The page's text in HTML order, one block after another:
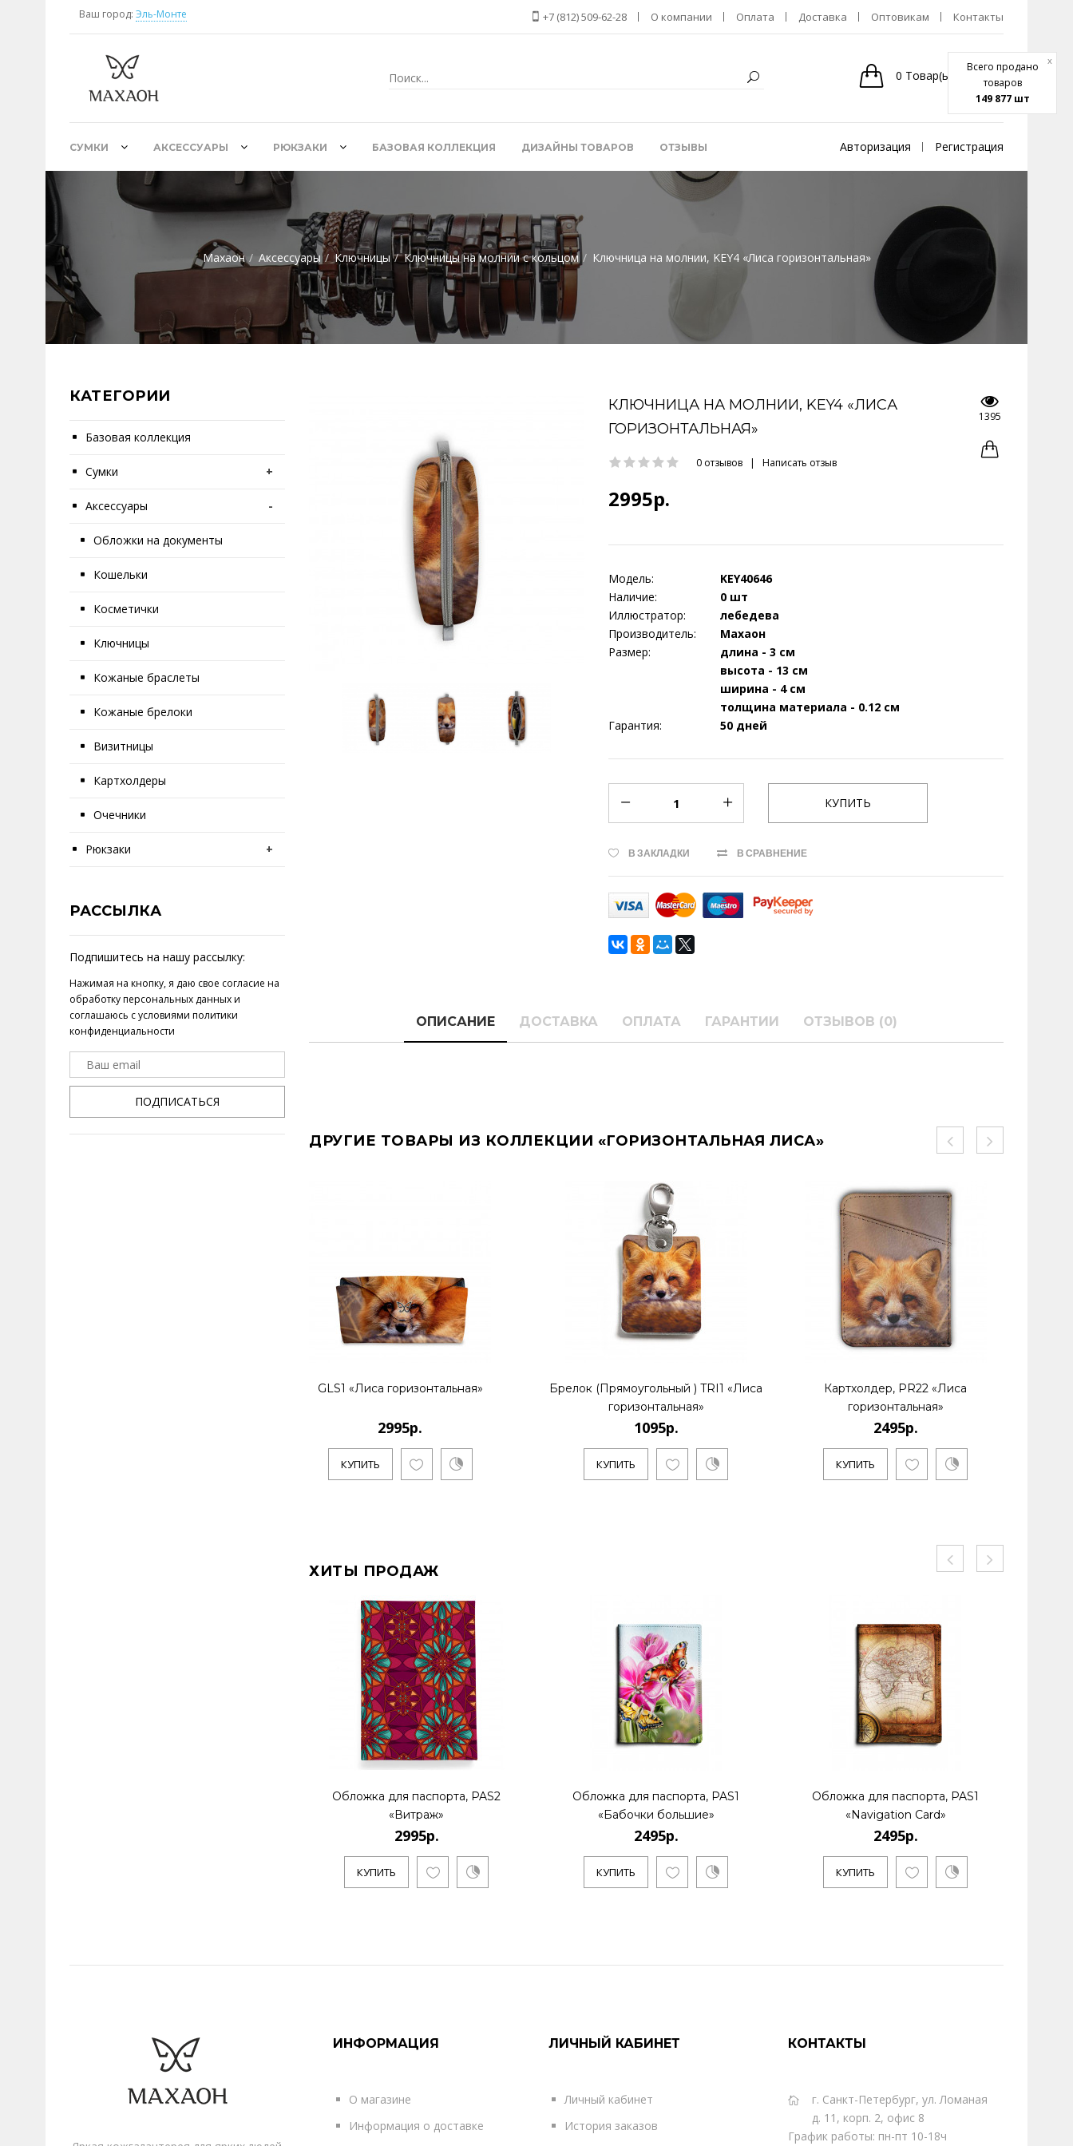
Всего продано
товаров
149 877 шт
x
Ваш город: Эль-Монте +7 (812) 509-62-28 О компании Оплата Доставка Оптовикам Контакты
0 Товар(ы) 0р.
СУМКИ АКСЕССУАРЫ РЮКЗАКИ БАЗОВАЯ КОЛЛЕКЦИЯ ДИЗАЙНЫ ТОВАРОВ ОТЗЫВЫ Авторизация Регистрация
Махаон Аксессуары Ключницы Ключницы на молнии c кольцом Ключница на молнии, KEY4 «Лиса горизонтальная»
КАТЕГОРИИ
Базовая коллекция
Сумки +
Аксессуары -
Обложки на документы
Кошельки
Косметички
Ключницы
Кожаные браслеты
Кожаные брелоки
Визитницы
Картхолдеры
Очечники
Рюкзаки +
РАССЫЛКА
Подпишитесь на нашу рассылку:
Нажимая на кнопку, я даю свое согласие на
обработку персональных данныхи
соглашаюсь с условиями политики
конфиденциальности
ПОДПИСАТЬСЯ
КЛЮЧНИЦА НА МОЛНИИ, KEY4 «ЛИСА
ГОРИЗОНТАЛЬНАЯ»
0 отзывов | Написать отзыв
2995р.
1395
Модель:
KEY40646
Наличие:
0 шт
Иллюстратор:
лебедева
Производитель:
Махаон
Размер:
длина - 3 см
высота - 13 см
ширина - 4 см
толщина материала - 0.12 см
Гарантия:
50 дней
В ЗАКЛАДКИ В СРАВНЕНИЕ
ОПИСАНИЕ ДОСТАВКА ОПЛАТА ГАРАНТИИ ОТЗЫВОВ (0)
ДРУГИЕ ТОВАРЫ ИЗ КОЛЛЕКЦИИ «ГОРИЗОНТАЛЬНАЯ ЛИСА»
GLS1 «Лиса горизонтальная»
2995р.
КУПИТЬ
Брелок (Прямоугольный ) TRI1 «Лиса
горизонтальная»
1095р.
КУПИТЬ
Картхолдер, PR22 «Лиса
горизонтальная»
2495р.
КУПИТЬ
ХИТЫ ПРОДАЖ
Обложка для паспорта, PAS2
«Витраж»
2995р.
КУПИТЬ
Обложка для паспорта, PAS1
«Бабочки большие»
2495р.
КУПИТЬ
Обложка для паспорта, PAS1
«Navigation Card»
2495р.
КУПИТЬ
ИНФОРМАЦИЯ
О магазине
Информация о доставке
ЛИЧНЫЙ КАБИНЕТ
Личный кабинет
История заказов
КОНТАКТЫ
г. Санкт-Петербург, ул. Ломаная
д. 11, корп. 2, офис 8
График работы: пн-пт 10-18ч